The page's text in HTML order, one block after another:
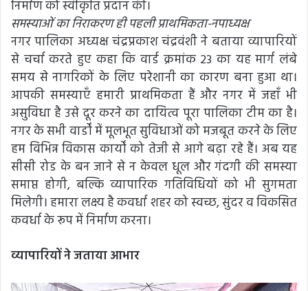
निर्माण को स्वीकृति प्रदान की।
समस्याओं का निराकरण ही पहली प्राथमिकता-नपाध्यक्ष
नगर पालिका अध्यक्ष चंद्रप्रकाश चंद्रवंशी ने बताया व्यापारियों
से चर्चा करते हुए कहा कि वार्ड क्रमांक 23 का यह मार्ग लंबे
समय से नागरिकों के लिए परेशानी का कारण बना हुआ था।
आपकी समस्याएँ हमारी प्राथमिकता हैं और नगर में जहाँ भी
असुविधा है उसे दूर करने का दायित्व पूरा पालिका टीम का है।
नगर के सभी वार्डों में मूलभूत सुविधाओं को मजबूत करने के लिए
हम विभिन्न विकास कार्यों को तेजी से आगे बढ़ा रहे हैं। अब यह
सीसी रोड के बन जाने से न केवल धूल और गंदगी की समस्या
समाप्त होगी, बल्कि व्यापारिक गतिविधियों को भी सुगमता
मिलेगी। हमारा लक्ष्य है कवर्धा शहर को स्वच्छ, सुंदर व विकसित
कवर्धा के रूप में निर्माण करना।
व्यापारियों ने जताया आभार